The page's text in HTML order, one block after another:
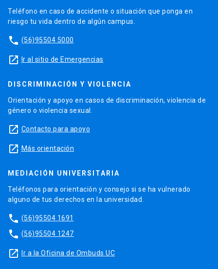
Teléfono en caso de accidente o situación que ponga en
riesgo tu vida dentro de algún campus.
phone (56)95504 5000
launch Ir al sitio de Emergencias
DISCRIMINACIÓN Y VIOLENCIA
Orientación y apoyo en casos de discriminación, violencia de
género o violencia sexual.
launch Contacto para apoyo
launch Más orientación
MEDIACIÓN UNIVERSITARIA
Teléfonos para orientación y consejo si se ha vulnerado
alguno de tus derechos en la universidad.
phone (56)95504 1691
phone (56)95504 1247
launch Ir a la Oficina de Ombuds UC